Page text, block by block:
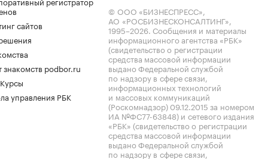
сайтов
знакомств podbor.ru
управления РБК
© ООО «БИЗНЕСПРЕСС»,
АО «РОСБИЗНЕСКОНСАЛТИНГ»,
1995–2026. Сообщения и материалы
информационного агентства «РБК»
(свидетельство о регистрации
средства массовой информации
выдано Федеральной службой
по надзору в сфере связи,
информационных технологий
и массовых коммуникаций
(Роскомнадзор) 09.12.2015 за номером
ИА №ФС77-63848) и сетевого издания
«РБК» (свидетельство о регистрации
средства массовой информации
выдано Федеральной службой
по надзору в сфере связи,